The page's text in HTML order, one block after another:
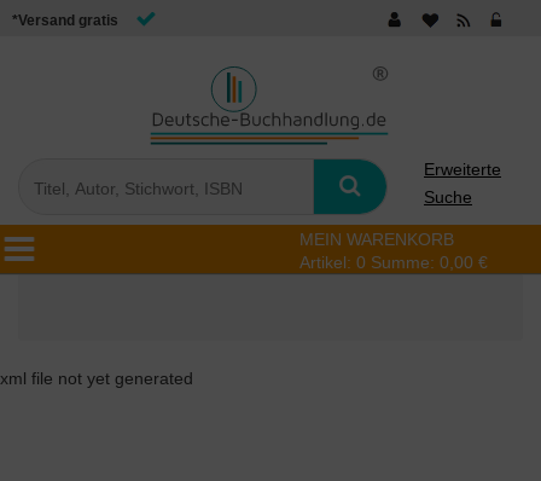
*Versand gratis
Erweiterte
Suche
MEIN WARENKORB
Artikel: 0 Summe: 0,00 €
xml file not yet generated